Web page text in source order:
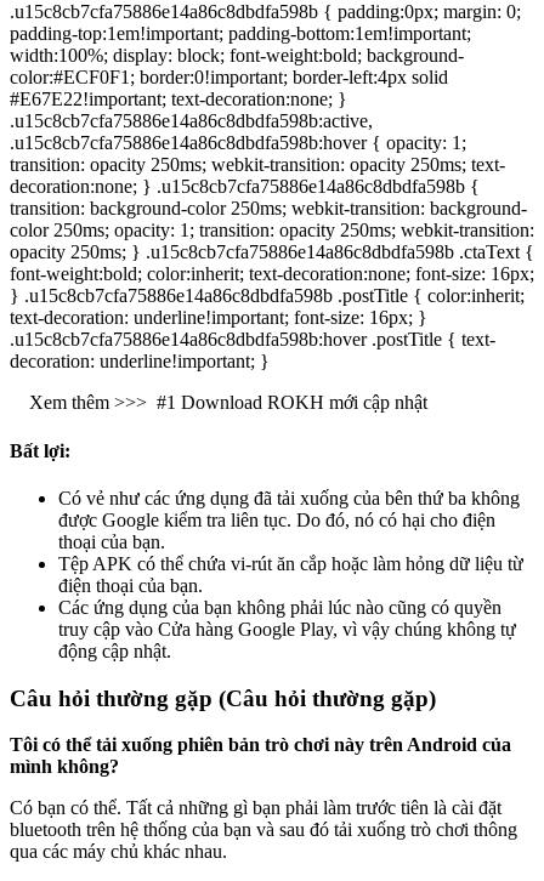
.u15c8cb7cfa75886e14a86c8dbdfa598b { padding:0px; margin: 0;
padding-top:1em!important; padding-bottom:1em!important;
width:100%; display: block; font-weight:bold; background-
color:#ECF0F1; border:0!important; border-left:4px solid
#E67E22!important; text-decoration:none; }
.u15c8cb7cfa75886e14a86c8dbdfa598b:active,
.u15c8cb7cfa75886e14a86c8dbdfa598b:hover { opacity: 1;
transition: opacity 250ms; webkit-transition: opacity 250ms; text-
decoration:none; } .u15c8cb7cfa75886e14a86c8dbdfa598b {
transition: background-color 250ms; webkit-transition: background-
color 250ms; opacity: 1; transition: opacity 250ms; webkit-transition:
opacity 250ms; } .u15c8cb7cfa75886e14a86c8dbdfa598b .ctaText {
font-weight:bold; color:inherit; text-decoration:none; font-size: 16px;
} .u15c8cb7cfa75886e14a86c8dbdfa598b .postTitle { color:inherit;
text-decoration: underline!important; font-size: 16px; }
.u15c8cb7cfa75886e14a86c8dbdfa598b:hover .postTitle { text-
decoration: underline!important; }
Xem thêm >>> #1 Download ROKH mới cập nhật
Bất lợi:
Có vẻ như các ứng dụng đã tải xuống của bên thứ ba không
được Google kiểm tra liên tục. Do đó, nó có hại cho điện
thoại của bạn.
Tệp APK có thể chứa vi-rút ăn cắp hoặc làm hỏng dữ liệu từ
điện thoại của bạn.
Các ứng dụng của bạn không phải lúc nào cũng có quyền
truy cập vào Cửa hàng Google Play, vì vậy chúng không tự
động cập nhật.
Câu hỏi thường gặp (Câu hỏi thường gặp)
Tôi có thể tải xuống phiên bản trò chơi này trên Android của
mình không?
Có bạn có thể. Tất cả những gì bạn phải làm trước tiên là cài đặt
bluetooth trên hệ thống của bạn và sau đó tải xuống trò chơi thông
qua các máy chủ khác nhau.